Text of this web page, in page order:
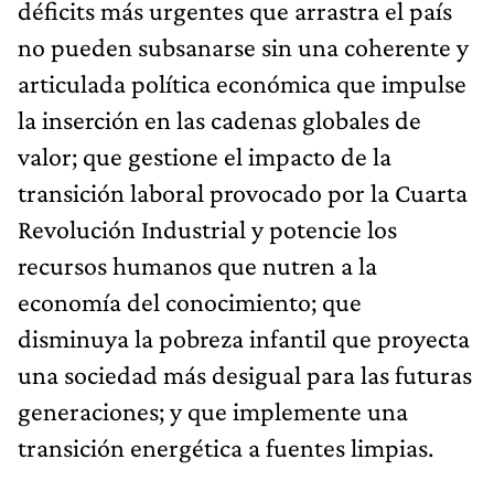
déficits más urgentes que arrastra el país
no pueden subsanarse sin una coherente y
articulada política económica que impulse
la inserción en las cadenas globales de
valor; que gestione el impacto de la
transición laboral provocado por la Cuarta
Revolución Industrial y potencie los
recursos humanos que nutren a la
economía del conocimiento; que
disminuya la pobreza infantil que proyecta
una sociedad más desigual para las futuras
generaciones; y que implemente una
transición energética a fuentes limpias.